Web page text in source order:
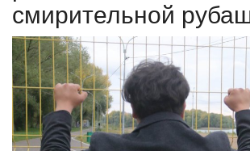
КАЗАХСТАН
МИР
СПЕЦПРОЕКТЫ
СПОРТ
смирительной